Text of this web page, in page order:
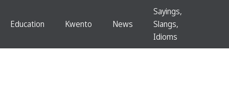
Education Kwento News
Sayings,
Slangs,
Idioms